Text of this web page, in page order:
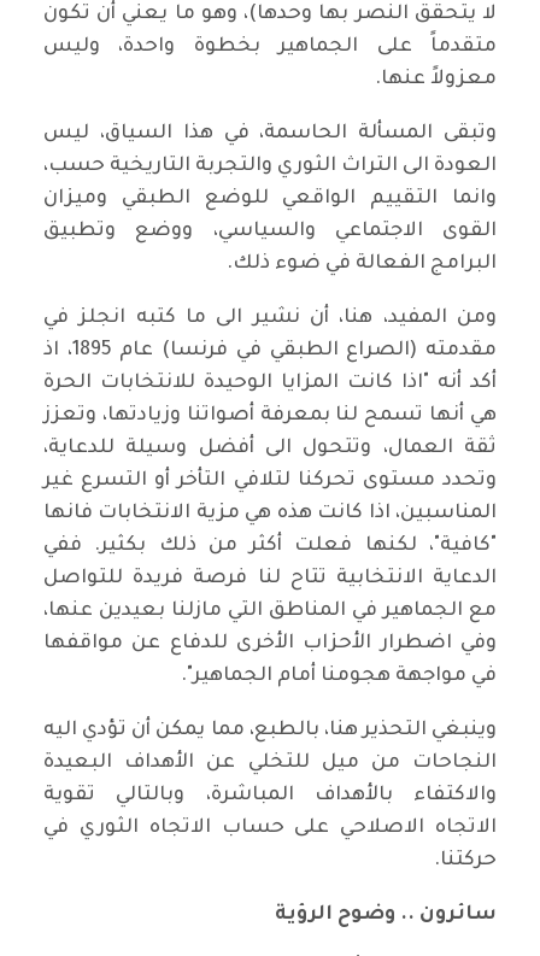
لا يتحقق النصر بها وحدها)، وهو ما يعني أن تكون
متقدماً على الجماهير بخطوة واحدة، وليس
معزولاً عنها.
وتبقى المسألة الحاسمة، في هذا السياق، ليس
العودة الى التراث الثوري والتجربة التاريخية حسب،
وانما التقييم الواقعي للوضع الطبقي وميزان
القوى الاجتماعي والسياسي، ووضع وتطبيق
البرامج الفعالة في ضوء ذلك.
ومن المفيد، هنا، أن نشير الى ما كتبه انجلز في
مقدمته (الصراع الطبقي في فرنسا) عام 1895، اذ
أكد أنه "اذا كانت المزايا الوحيدة للانتخابات الحرة
هي أنها تسمح لنا بمعرفة أصواتنا وزيادتها، وتعزز
ثقة العمال، وتتحول الى أفضل وسيلة للدعاية،
وتحدد مستوى تحركنا لتلافي التأخر أو التسرع غير
المناسبين، اذا كانت هذه هي مزية الانتخابات فانها
"كافية"، لكنها فعلت أكثر من ذلك بكثير. ففي
الدعاية الانتخابية تتاح لنا فرصة فريدة للتواصل
مع الجماهير في المناطق التي مازلنا بعيدين عنها،
وفي اضطرار الأحزاب الأخرى للدفاع عن مواقفها
في مواجهة هجومنا أمام الجماهير".
وينبغي التحذير هنا، بالطبع، مما يمكن أن تؤدي اليه
النجاحات من ميل للتخلي عن الأهداف البعيدة
والاكتفاء بالأهداف المباشرة، وبالتالي تقوية
الاتجاه الاصلاحي على حساب الاتجاه الثوري في
حركتنا.
سائرون .. وضوح الرؤية